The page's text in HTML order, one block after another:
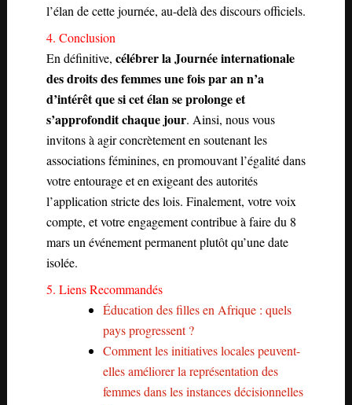
l’élan de cette journée, au-delà des discours officiels.
4. Conclusion
En définitive, célébrer la Journée internationale
des droits des femmes une fois par an n’a
d’intérêt que si cet élan se prolonge et
s’approfondit chaque jour. Ainsi, nous vous
invitons à agir concrètement en soutenant les
associations féminines, en promouvant l’égalité dans
votre entourage et en exigeant des autorités
l’application stricte des lois. Finalement, votre voix
compte, et votre engagement contribue à faire du 8
mars un événement permanent plutôt qu’une date
isolée.
5. Liens Recommandés
Éducation des filles en Afrique : quels
pays progressent ?
Comment les initiatives locales peuvent-
elles améliorer la représentation des
femmes dans les instances décisionnelles